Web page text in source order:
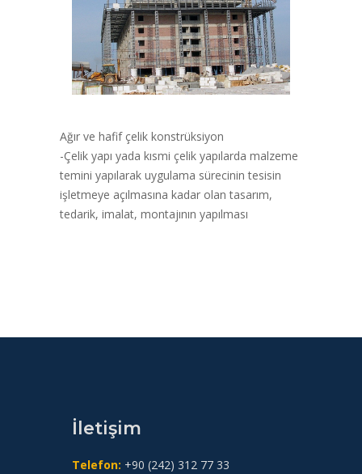
Ağır ve hafif çelik konstrüksiyon
-Çelik yapı yada kısmi çelik yapılarda malzeme
temini yapılarak uygulama sürecinin tesisin
işletmeye açılmasına kadar olan tasarım,
tedarik, imalat, montajının yapılması
İletişim
Telefon: +90 (242) 312 77 33